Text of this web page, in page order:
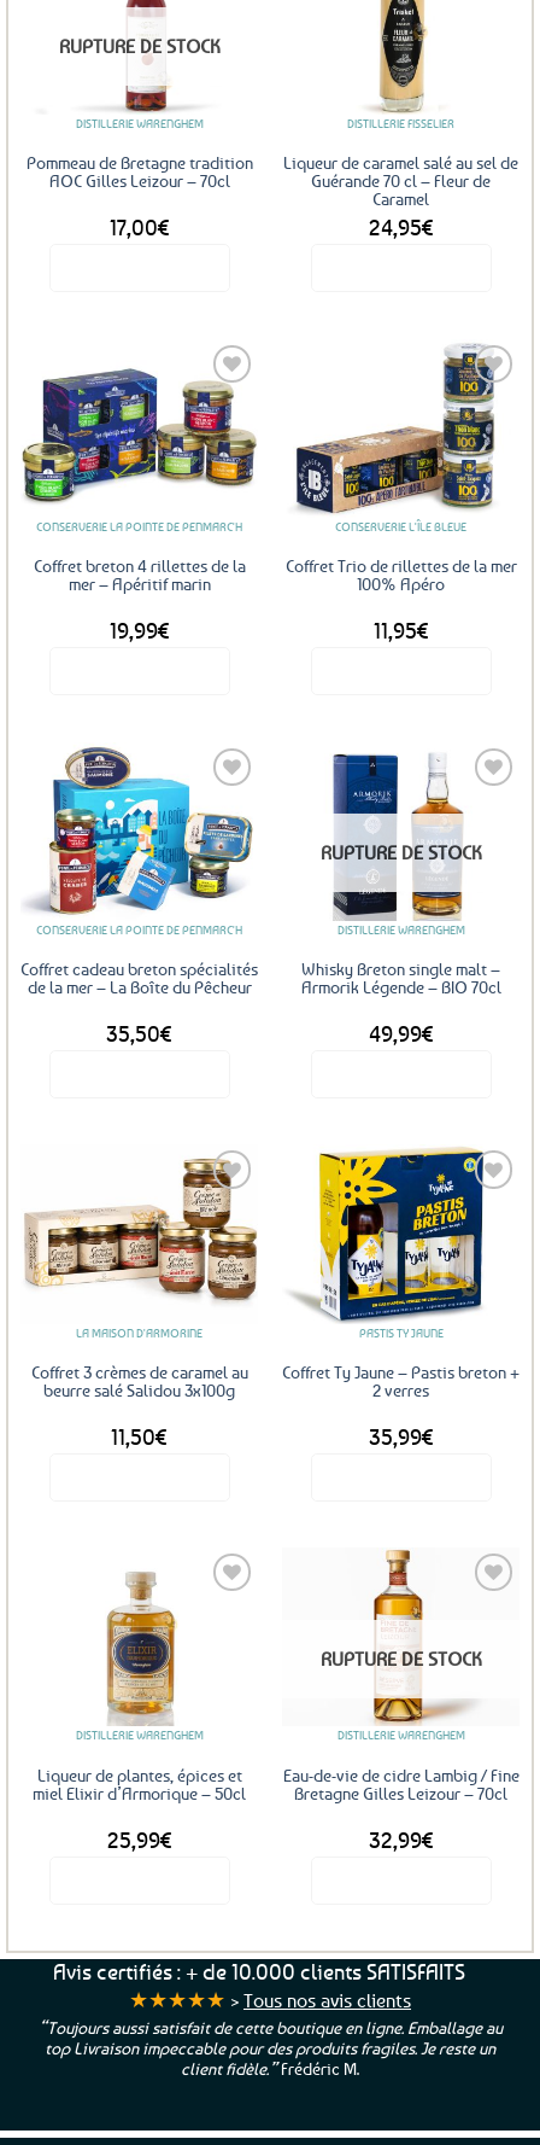
Ajouter
aux
RUPTURE DE STOCK
DISTILLERIE WARENGHEM
Pommeau de Bretagne tradition
AOC Gilles Leizour – 70cl
17,00€
DISTILLERIE FISSELIER
Liqueur de caramel salé au sel de
Guérande 70 cl – Fleur de
Caramel
24,95€
Ajouter
aux
favoris
CONSERVERIE LA POINTE DE PENMARC'H
Coffret breton 4 rillettes de la
mer – Apéritif marin
19,99€
Ajouter
aux
favoris
CONSERVERIE L'ÎLE BLEUE
Coffret Trio de rillettes de la mer
100% Apéro
11,95€
Ajouter
aux
favoris
CONSERVERIE LA POINTE DE PENMARC'H
Coffret cadeau breton spécialités
de la mer – La Boîte du Pêcheur
35,50€
aux
RUPTURE DE STOCK
DISTILLERIE WARENGHEM
Whisky Breton single malt –
Armorik Légende – BIO 70cl
49,99€
Ajouter
aux
favoris
LA MAISON D'ARMORINE
Coffret 3 crèmes de caramel au
beurre salé Salidou 3x100g
11,50€
Ajouter
aux
favoris
PASTIS TY JAUNE
Coffret Ty Jaune – Pastis breton +
2 verres
35,99€
DISTILLERIE WARENGHEM
Liqueur de plantes, épices et
miel Elixir d’Armorique – 50cl
25,99€
aux
RUPTURE DE STOCK
DISTILLERIE WARENGHEM
Eau-de-vie de cidre Lambig / Fine
Bretagne Gilles Leizour – 70cl
32,99€
Avis certifiés : + de 10.000 clients SATISFAITS
★★★★★ > Tous nos avis clients
“Toujours aussi satisfait de cette boutique en ligne. Emballage au
top Livraison impeccable pour des produits fragiles. Je reste un
client fidèle.”Frédéric M.